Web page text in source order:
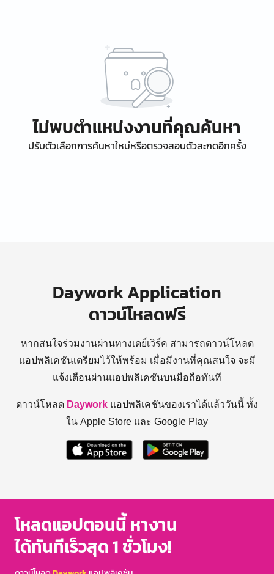
ไม่พบตำแหน่งงานที่คุณค้นหา
ปรับตัวเลือกการค้นหาใหม่หรือตรวจสอบตัวสะกดอีกครั้ง
Daywork Application
ดาวน์โหลดฟรี
หากสนใจร่วมงานผ่านทางเดย์เวิร์ค สามารถดาวน์โหลด
แอปพลิเคชันเตรียมไว้ให้พร้อม เมื่อมีงานที่คุณสนใจ จะมี
แจ้งเตือนผ่านแอปพลิเคชันบนมือถือทันที
ดาวน์โหลด Daywork แอปพลิเคชันของเราได้แล้ววันนี้ ทั้ง
ใน Apple Store และ Google Play
โหลดแอปตอนนี้ หางาน
ได้ทันทีเร็วสุด 1 ชั่วโมง!